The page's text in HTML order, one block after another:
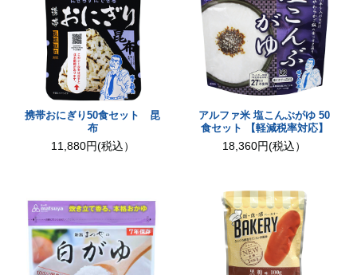
携帯おにぎり50食セット 昆
布
11,880円(税込）
アルファ米 塩こんぶがゆ 50
食セット 【軽減税率対応】
18,360円(税込）